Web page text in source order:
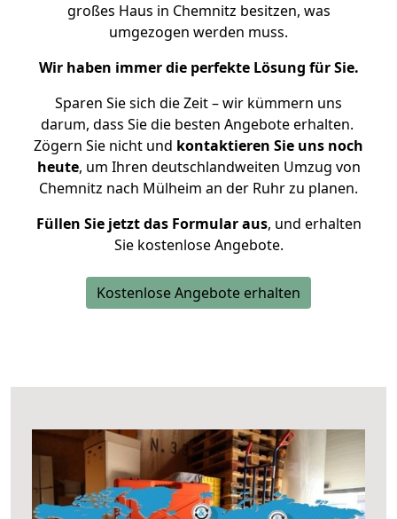
großes Haus in Chemnitz besitzen, was
umgezogen werden muss.
Wir haben immer die perfekte Lösung für Sie.
Sparen Sie sich die Zeit – wir kümmern uns
darum, dass Sie die besten Angebote erhalten.
Zögern Sie nicht und kontaktieren Sie uns noch
heute, um Ihren deutschlandweiten Umzug von
Chemnitz nach Mülheim an der Ruhr zu planen.
Füllen Sie jetzt das Formular aus, und erhalten
Sie kostenlose Angebote.
Kostenlose Angebote erhalten